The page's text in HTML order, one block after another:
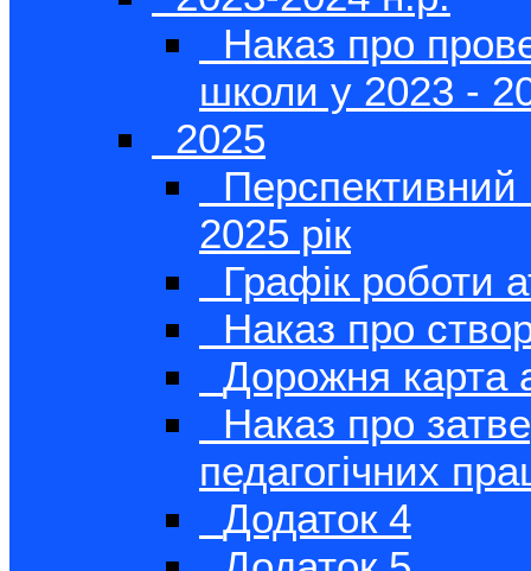
Наказ про
школи у 2023 -
2025
Перспективний
2025 рік
Графік роботи
Наказ про
Дорожня карта
Наказ про
педагогічних
Додаток 4